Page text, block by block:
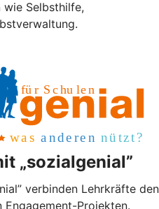
wie Selbsthilfe,
„sozialgenial”
verbinden Lehrkräfte den
Projekten.